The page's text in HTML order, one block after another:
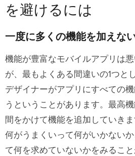
を避けるには
一度に多くの機能を加えな
機能が豊富なモバイルアプリは
が、最もよくある間違いの1つと
デザイナーがアプリにすべての
うということがあります。最高
間をかけて機能を追加していきま
何がうまくいって何がいかない
て何を求めていないかをみるこ